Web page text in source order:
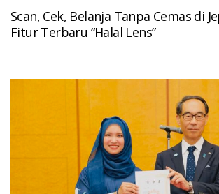
Scan, Cek, Belanja Tanpa Cemas di
Fitur Terbaru “Halal Lens”